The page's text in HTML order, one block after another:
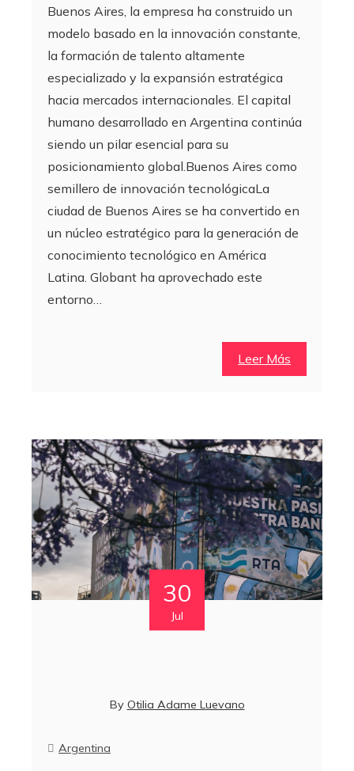
Buenos Aires, la empresa ha construido un
modelo basado en la innovación constante,
la formación de talento altamente
especializado y la expansión estratégica
hacia mercados internacionales. El capital
humano desarrollado en Argentina continúa
siendo un pilar esencial para su
posicionamiento global.Buenos Aires como
semillero de innovación tecnológicaLa
ciudad de Buenos Aires se ha convertido en
un núcleo estratégico para la generación de
conocimiento tecnológico en América
Latina. Globant ha aprovechado este
entorno…
Leer Más
30
Jul
By Otilia Adame Luevano
Argentina